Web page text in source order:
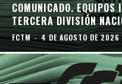
COMUNICADO.
TERCERA DIVISIÓN
FCTM - 4 DE AGOSTO DE 2026